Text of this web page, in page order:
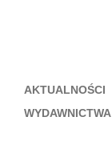
AKTUALNOŚCI
WYDAWNICTWA